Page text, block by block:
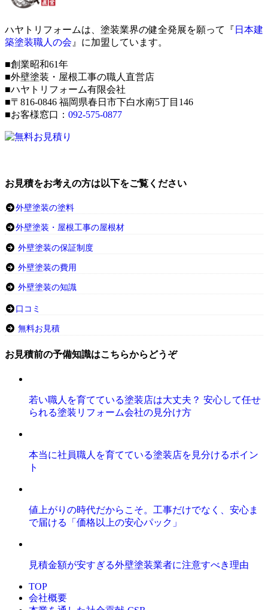
ハヤトリフォームは、塗装業界の健全発展を願って『 日本建
築塗装職人の会 』に加盟しています。
■創業昭和61年
■外壁塗装・屋根工事の職人直営店
■ハヤトリフォーム有限会社
■〒816-0846 福岡県春日市下白水南5丁目146
■お客様窓口： 092-575-0877
お見積をお考えの方は以下をご覧ください
外壁塗装の塗料
外壁塗装・屋根工事の屋根材
外壁塗装の保証制度
外壁塗装の費用
外壁塗装の知識
口コミ
無料お見積
お見積前の予備知識はこちらからどうぞ
若い職人を育てている塗装店は大丈夫？ 安心して任せ
られる塗装リフォーム会社の見分け方
本当に社員職人を育てている塗装店を見分けるポイン
ト
値上がりの時代だからこそ。工事だけでなく、安心ま
で届ける「価格以上の安心パック」
見積金額が安すぎる外壁塗装業者に注意すべき理由
TOP
会社概要